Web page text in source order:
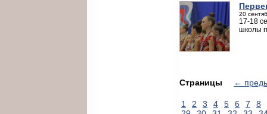
20
17-18
школы
Страницы ←
1 2 3 4 5 6 7
8